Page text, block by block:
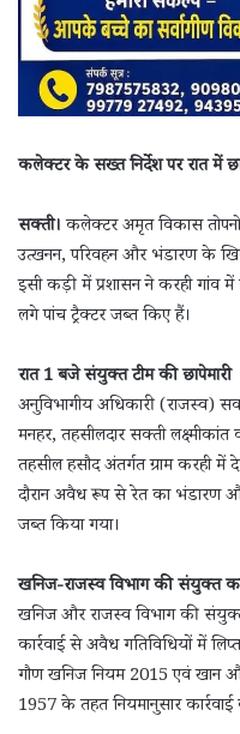
कलेक्टर के सख्त निर्देश पर रात में
सक्ती।कलेक्टर अमृत विकास
उत्खनन, परिवहन और भंडारण के
इसी कड़ी में प्रशासन ने करही गांव
लगे पांच ट्रैक्टर जब्त किए हैं।
रात 1 बजे संयुक्त टीम की छापेमारी
अनुविभागीय अधिकारी (राजस्व)
मनहर, तहसीलदार सक्ती लक्ष्मीकांत
तहसील हसौद अंतर्गत ग्राम करही में
दौरान अवैध रूप से रेत का भंडारण
जब्त किया गया।
खनिज-राजस्व विभाग की संयुक्त
खनिज और राजस्व विभाग की संयुक्त
कार्रवाई से अवैध गतिविधियों में
गौण खनिज नियम 2015 एवं खान
1957 के तहत नियमानुसार कार्रवाई